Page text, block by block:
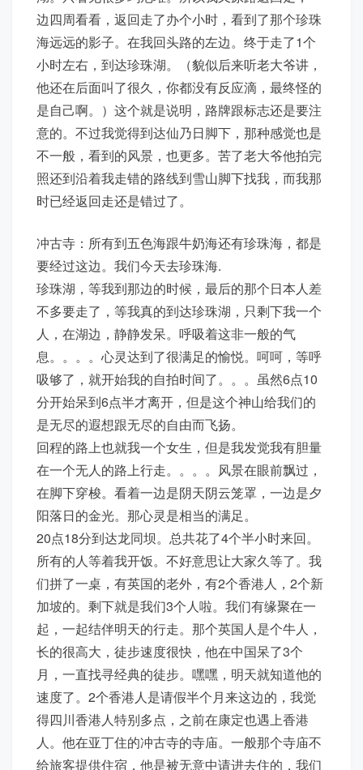
边四周看看，返回走了办个小时，看到了那个珍珠
海远远的影子。在我回头路的左边。终于走了1个
小时左右，到达珍珠湖。（貌似后来听老大爷讲，
他还在后面叫了很久，你都没有反应滴，最终怪的
是自己啊。）这个就是说明，路牌跟标志还是要注
意的。不过我觉得到达仙乃日脚下，那种感觉也是
不一般，看到的风景，也更多。苦了老大爷他拍完
照还到沿着我走错的路线到雪山脚下找我，而我那
时已经返回走还是错过了。
冲古寺：所有到五色海跟牛奶海还有珍珠海，都是
要经过这边。我们今天去珍珠海.
珍珠湖，等我到那边的时候，最后的那个日本人差
不多要走了，等我真的到达珍珠湖，只剩下我一个
人，在湖边，静静发呆。呼吸着这非一般的气
息。。。。心灵达到了很满足的愉悦。呵呵，等呼
吸够了，就开始我的自拍时间了。。。虽然6点10
分开始呆到6点半才离开，但是这个神山给我们的
是无尽的遐想跟无尽的自由而飞扬。
回程的路上也就我一个女生，但是我发觉我有胆量
在一个无人的路上行走。。。。风景在眼前飘过，
在脚下穿梭。看着一边是阴天阴云笼罩，一边是夕
阳落日的金光。那心灵是相当的满足。
20点18分到达龙同坝。总共花了4个半小时来回。
所有的人等着我开饭。不好意思让大家久等了。我
们拼了一桌，有英国的老外，有2个香港人，2个新
加坡的。剩下就是我们3个人啦。我们有缘聚在一
起，一起结伴明天的行走。那个英国人是个牛人，
长的很高大，徒步速度很快，他在中国呆了3个
月，一直找寻经典的徒步。嘿嘿，明天就知道他的
速度了。2个香港人是请假半个月来这边的，我觉
得四川香港人特别多点，之前在康定也遇上香港
人。他在亚丁住的冲古寺的寺庙。一般那个寺庙不
给旅客提供住宿，他是被无意中请进去住的，我们